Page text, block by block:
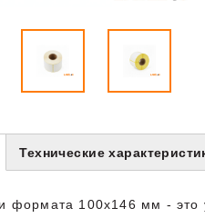
Технические
формата 100x146 мм -